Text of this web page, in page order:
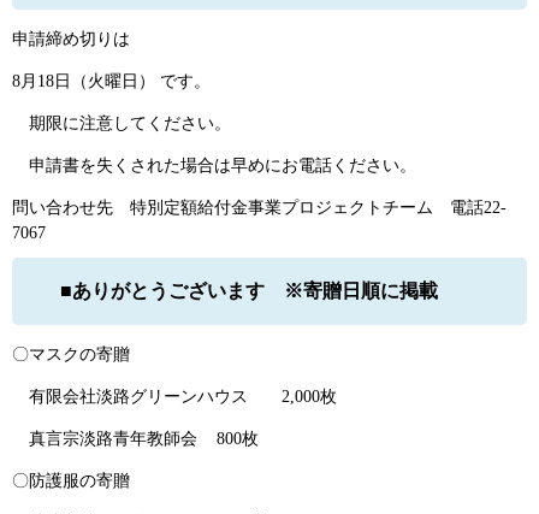
申請締め切りは
8月18日（火曜日） です。
期限に注意してください。
申請書を失くされた場合は早めにお電話ください。
問い合わせ先 特別定額給付金事業プロジェクトチーム 電話22-
7067
■ありがとうございます ※寄贈日順に掲載
〇マスクの寄贈
有限会社淡路グリーンハウス 2,000枚
真言宗淡路青年教師会 800枚
〇防護服の寄贈